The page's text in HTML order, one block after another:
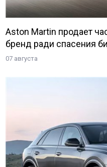
Aston Martin продает
бренд ради спасения
07 августа